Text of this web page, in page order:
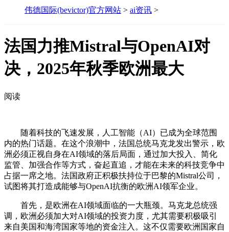
伟德国际(bevictor)官方网站 > ai资讯 >
法国力推Mistral与OpenAI对
决，2025年秋季欧洲最大
阅读
随着科技的飞速发展，人工智能（AI）已成为全球范围
内的热门话题。在这个浪潮中，法国总统马克龙发出警示，欧
洲必须正视自身在AI领域的落后局面，通过加大投入、简化
监管、加强合作等方式，奋起直追，才能在未来的科技竞争中
占据一席之地。法国政府正积极扶持位于巴黎的Mistral公司，
试图将其打造成能够与OpenAI抗衡的欧洲AI领军企业。
首先，是欧洲在AI领域面临的一大瓶颈。马克龙总统强
调，欧洲必须加大对AI领域的投资力度，尤其需要积极吸引
来自美国和海湾国家等地的资金注入。这不仅需要欧洲国家自